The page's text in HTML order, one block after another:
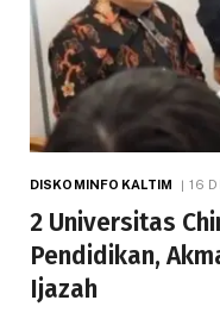
DISKOMINFO KALTIM 16
2 Universitas
Pendidikan,
Ijazah